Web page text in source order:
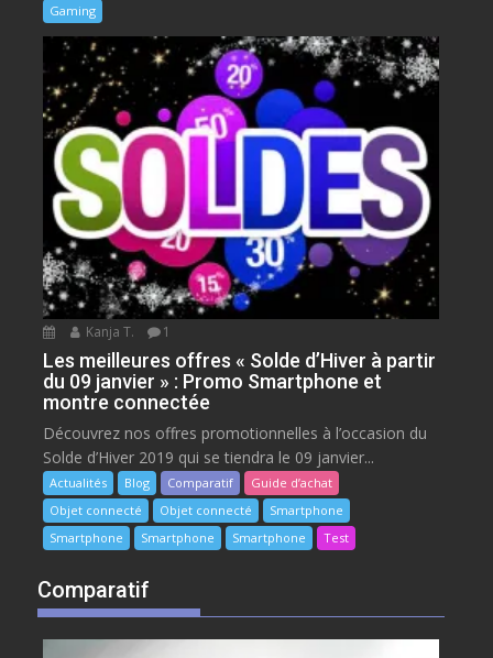
Gaming
Kanja T. 1
Les meilleures offres « Solde d’Hiver à partir
du 09 janvier » : Promo Smartphone et
montre connectée
Découvrez nos offres promotionnelles à l’occasion du
Solde d’Hiver 2019 qui se tiendra le 09 janvier...
Actualités Blog Comparatif
Guide d’achat
Objet connecté
Objet connecté
Smartphone
Smartphone
Smartphone Smartphone Test
Comparatif